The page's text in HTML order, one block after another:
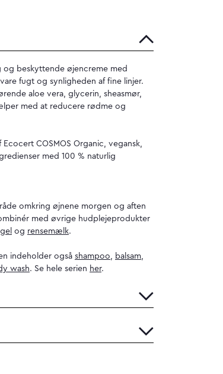
og beskyttende øjencreme med
fugt og synligheden af fine linjer.
aloe vera, glycerin, sheasmør,
med at reducere rødme og
COSMOS Organic, vegansk,
med 100 % naturlig
omkring øjnene morgen og aften
med øvrige hudplejeprodukter
og rensemælk.
indeholder også shampoo, balsam,
wash. Se hele serien her.